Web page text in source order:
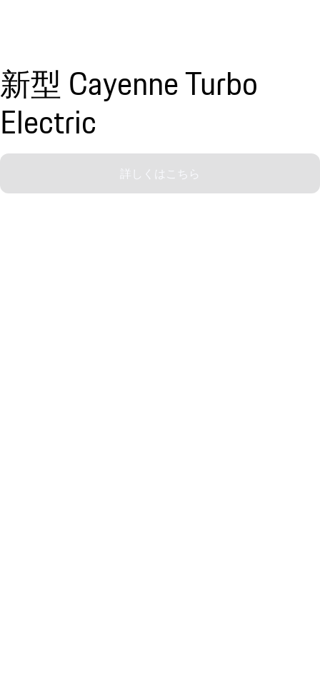
新型 Cayenne Turbo
Electric
詳しくはこちら